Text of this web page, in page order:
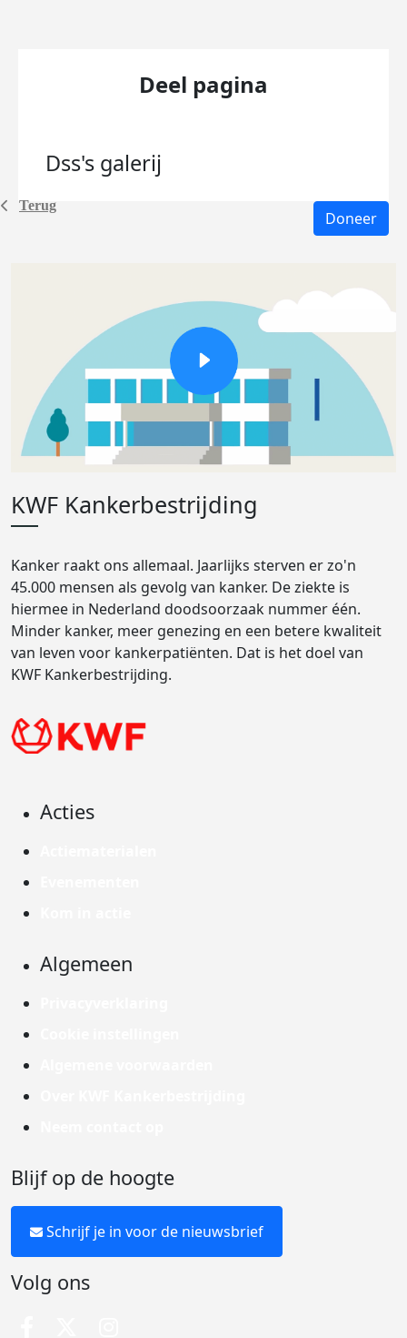
Terug
Deel pagina
Dss's galerij
Doneer
KWF Kankerbestrijding
Kanker raakt ons allemaal. Jaarlijks sterven er zo'n
45.000 mensen als gevolg van kanker. De ziekte is
hiermee in Nederland doodsoorzaak nummer één.
Minder kanker, meer genezing en een betere kwaliteit
van leven voor kankerpatiënten. Dat is het doel van
KWF Kankerbestrijding.
Acties
Algemeen
Blijf op de hoogte
Schrijf je in voor de nieuwsbrief
Volg ons